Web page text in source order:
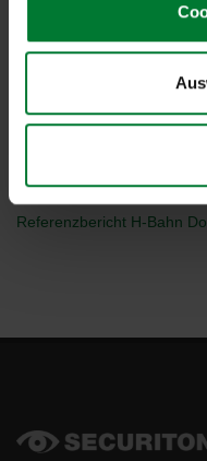
Referenzbericht H-Bahn